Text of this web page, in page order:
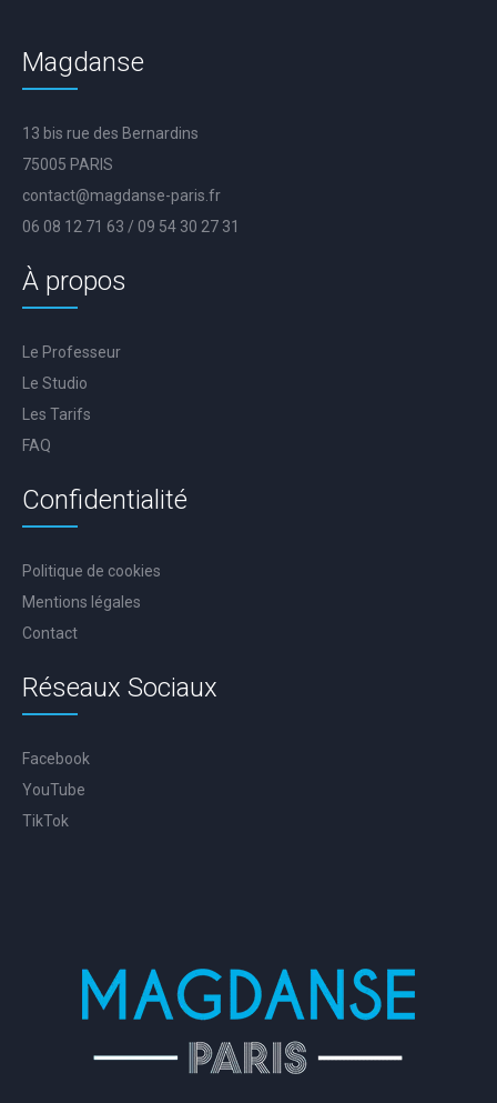
Magdanse
13 bis rue des Bernardins
75005 PARIS
contact@magdanse-paris.fr
06 08 12 71 63 / 09 54 30 27 31
À propos
Le Professeur
Le Studio
Les Tarifs
FAQ
Confidentialité
Politique de cookies
Mentions légales
Contact
Réseaux Sociaux
Facebook
YouTube
TikTok